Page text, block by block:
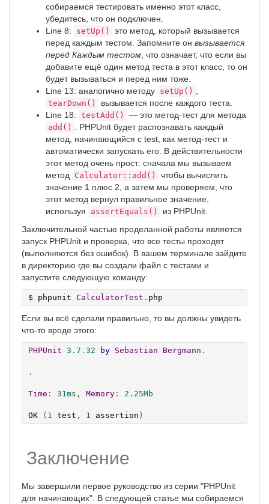
собираемся тестировать именно этот класс,
убедитесь, что он подключен.
Line 8:
setUp()
это метод, который вызывается
перед каждым тестом. Запомните он вызывается
перед Каждым тестом , что означает, что если вы
добавите ещё один метод теста в этот класс, то он
будет вызываться и перед ним тоже.
Line 13: аналогично методу setUp()
tearDown()
вызывается после каждого теста.
Line 18: testAdd() — это метод-тест для метода
add()
. PHPUnit будет распознавать каждый
метод, начинающийся с test, как метод-тест и
автоматически запускать его. В действительности
этот метод очень прост: сначала мы вызываем
метод
Calculator::add()
чтобы вычислить
значение 1 плюс 2, а затем мы проверяем, что
этот метод вернул правильное значение,
используя
assertEquals()
из PHPUnit.
Заключительной частью проделанной работы является
запуск PHPUnit и проверка, что все тесты проходят
(выполняются без ошибок). В вашем терминале зайдите
в директорию где вы создали файл с тестами и
запустите следующую команду:
$ phpunit CalculatorTest . php
Если вы всё сделали правильно, то вы должны увидеть
что-то вроде этого:
PHPUnit 3.7 . 32 by Sebastian Bergmann .
.
Time : 31ms , Memory : 2.25Mb
OK ( 1 test , 1 assertion )
Заключение
Мы завершили первое руководство из серии "PHPUnit
для начинающих". В следующей статье мы собираемся